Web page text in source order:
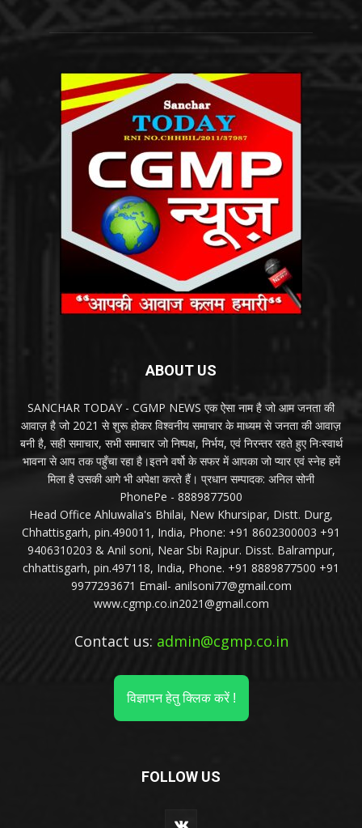
ABOUT US
SANCHAR TODAY - CGMP NEWS एक ऐसा नाम है जो आम जनता की
आवाज़ है जो 2021 से शुरू होकर विश्वनीय समाचार के माध्यम से जनता की आवाज़
बनी है, सही समाचार, सभी समाचार जो निष्पक्ष, निर्भय, एवं निरन्तर रहते हुए निःस्वार्थ
भावना से आप तक पहुँचा रहा है।इतने वर्षो के सफर में आपका जो प्यार एवं स्नेह हमें
मिला है उसकी आगे भी अपेक्षा करते हैं। प्रधान सम्पादक: अनिल सोनी
PhonePe - 8889877500
Head Office Ahluwalia's Bhilai, New Khursipar, Distt. Durg,
Chhattisgarh, pin.490011, India, Phone: +91 8602300003 +91
9406310203 & Anil soni, Near Sbi Rajpur. Disst. Balrampur,
chhattisgarh, pin.497118, India, Phone. +91 8889877500 +91
9977293671 Email- anilsoni77@gmail.com
www.cgmp.co.in2021@gmail.com
Contact us: admin@cgmp.co.in
विज्ञापन हेतु क्लिक करें !
FOLLOW US